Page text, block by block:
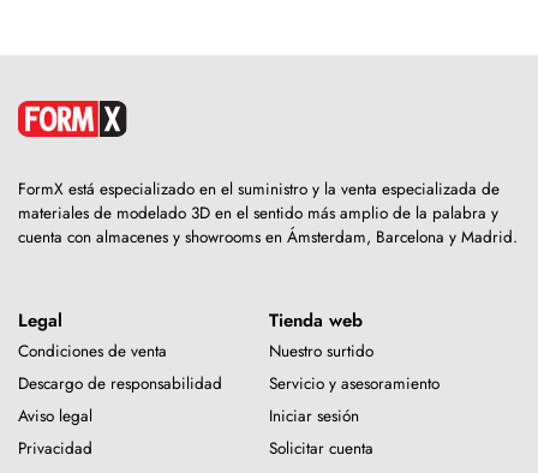
FormX está especializado en el suministro y la venta especializada de
materiales de modelado 3D en el sentido más amplio de la palabra y
cuenta con almacenes y showrooms en Ámsterdam, Barcelona y Madrid.
Legal
Condiciones de venta
Descargo de responsabilidad
Aviso legal
Privacidad
Tienda web
Nuestro surtido
Servicio y asesoramiento
Iniciar sesión
Solicitar cuenta